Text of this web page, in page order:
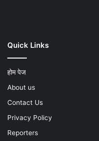
Quick Links
होम पेज
About us
Contact Us
Privacy Policy
Reporters